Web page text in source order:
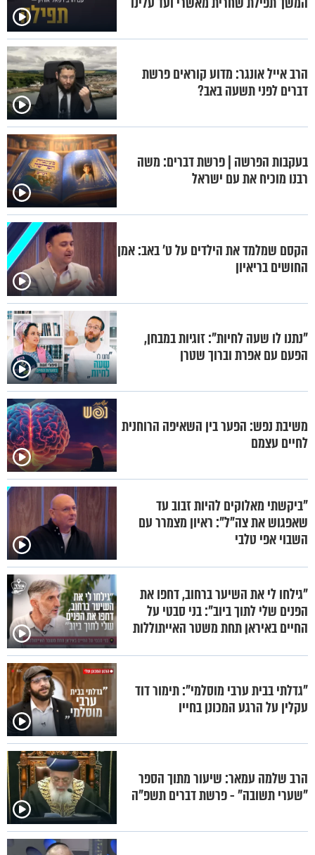
הרב אייל אונגר: מדוע קוראים פרשת
דברים לפני תשעה באב?
בעקבות הפרשה | פרשת דברים: משה
רבנו מוכיח את עם ישראל
הקסם שמלמד את הילדים על ט' באב: אמן
החושים בריאיון
"נתנו לו שעה לחיות": זוגיות במבחן,
הפעם עם אפרת וברוך שטרן
משיבת נפש: הפער בין השאיפה הרוחנית
לחיים עצמם
"ביקשתי מאלוקים להיות זבוב עד
שאפגוש את צה"ל": ראיון מצמרר עם
השבוי אפי טלבי
"גילחו לי את השיער ברחוב, דחפו את
הפנים שלי לתוך ביוב": בני סבטי על
החיים באיראן תחת משטר האייתוללות
"גדלתי בבית ערבי מוסלמי": תימור דוד
עקלין על הרגע המכונן בחייו
הרב שלמה עמאר: שיעור מתוך הספר
"שערי תשובה" - פרשת דברים תשפ"ה